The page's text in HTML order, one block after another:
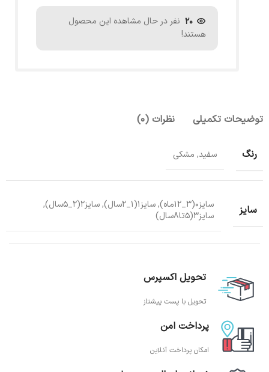
20 نفر در حال مشاهده این محصول
هستند!
توضیحات تکمیلی نظرات (0)
رنگ سفید, مشکی
سایز
سایز۰(۳_۱۲ماه), سایز۱(۱_۲سال), سایز۲(۲_۵سال),
سایز۳(۵تا۸سال)
تحویل اکسپرس
تحویل با پست پیشتاز
پرداخت امن
امکان پرداخت آنلاین